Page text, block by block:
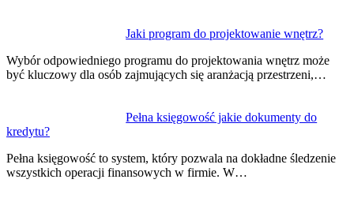
Jaki program do projektowanie wnętrz?
Wybór odpowiedniego programu do projektowania wnętrz może
być kluczowy dla osób zajmujących się aranżacją przestrzeni,…
Pełna księgowość jakie dokumenty do
kredytu?
Pełna księgowość to system, który pozwala na dokładne śledzenie
wszystkich operacji finansowych w firmie. W…